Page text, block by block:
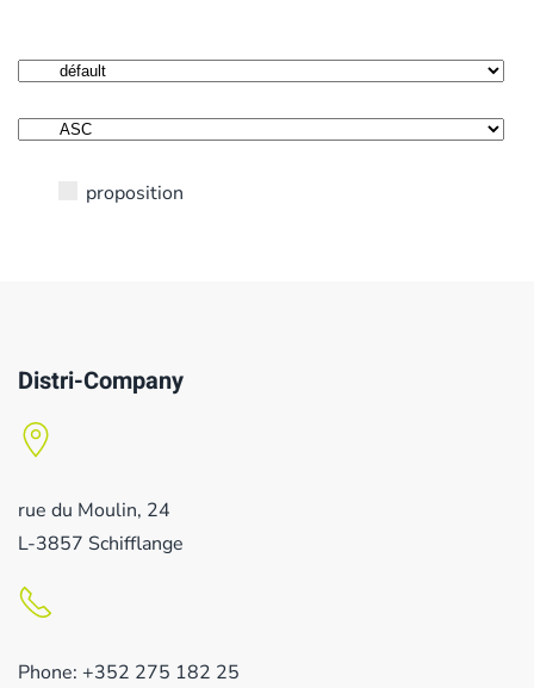
proposition
Distri-Company
rue du Moulin, 24
L-3857 Schifflange
Phone: +352 275 182 25